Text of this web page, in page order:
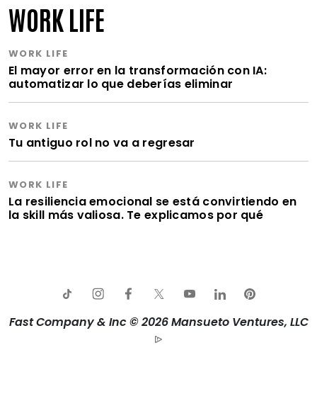
WORK LIFE
WORK LIFE
El mayor error en la transformación con IA:
automatizar lo que deberías eliminar
WORK LIFE
Tu antiguo rol no va a regresar
WORK LIFE
La resiliencia emocional se está convirtiendo en
la skill más valiosa. Te explicamos por qué
Fast Company & Inc © 2026 Mansueto Ventures, LLC